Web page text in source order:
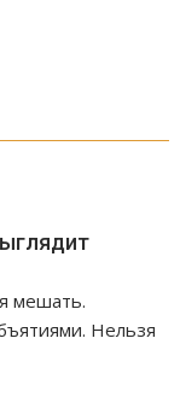
мешать.
Нельзя